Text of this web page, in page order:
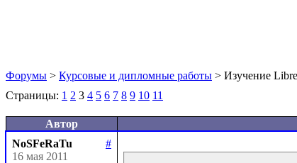
Форумы > Курсовые и дипломные работы > Изучение
Страницы: 1 2 3 4 5 6 7 8 9 10 11
Автор
NoSFeRaTu
#
16 мая 2011